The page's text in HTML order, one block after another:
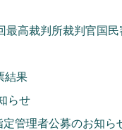
最高裁判所裁判官国
結果
らせ
管理者公募のお知ら